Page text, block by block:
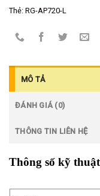
Thẻ: RG-AP720-L
MÔ TẢ
ĐÁNH GIÁ (0)
THÔNG TIN LIÊN HỆ
Thông số kỹ thuật